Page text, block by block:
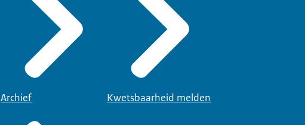
Archief Kwetsbaarheid melden